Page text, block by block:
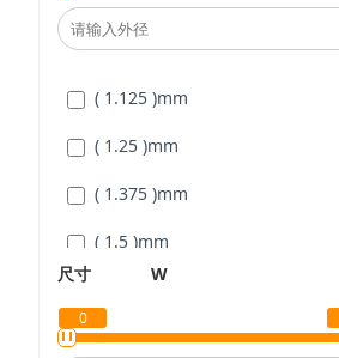
( 0.75 )mm
( 1.0625 )mm
( 1.125 )
( 1.125 )mm
( 1.25 )mm
( 1.375 )mm
( 1.5 )mm
( 1.75 )mm
尺寸 W
0